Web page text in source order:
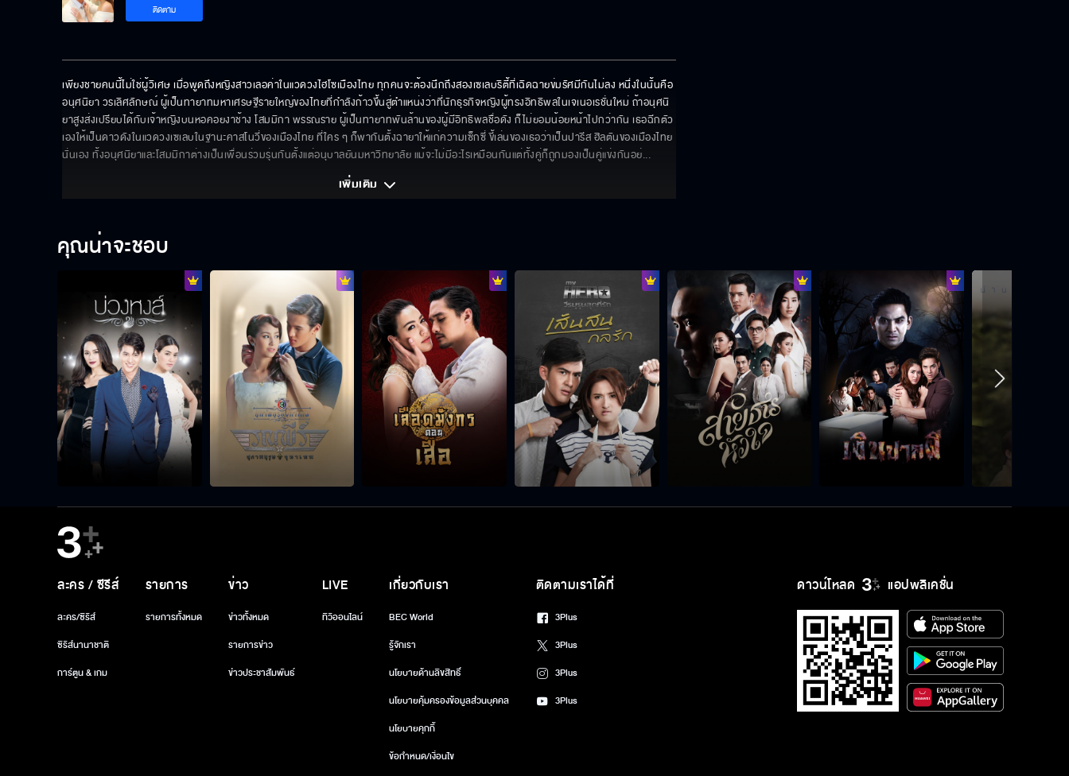
ติดตาม
เพียงชายคนนี้ไม่ใช่ผู้วิเศษ เมื่อพูดถึงหญิงสาวเลอค่าในแวดวงไฮโซเมืองไทย ทุกคนจะต้องนึกถึงสองเซเลบริตี้ที่เฉิดฉายข่มรัศมีกันไม่ลง หนึ่งในนั้นคือ
อนุศนิยา วรเลิศลักษณ์ ผู้เป็นทายาทมหาเศรษฐีรายใหญ่ของไทยที่กำลังก้าวขึ้นสู่ตำแหน่งว่าที่นักธุรกิจหญิงผู้ทรงอิทธิพลในเจเนอเรชั่นใหม่ ถ้าอนุศนิ
ยาสูงส่งเปรียบได้กับเจ้าหญิงบนหอคอยงาช้าง โสมมิกา พรรณราย ผู้เป็นทายาทพันล้านของผู้มีอิทธิพลชื่อดัง ก็ไม่ยอมน้อยหน้าไปกว่ากัน เธอฉีกตัว
เองให้เป็นดาวดังในแวดวงเซเลบในฐานะคาสโนวี่ของเมืองไทย ที่ใคร ๆ ก็พากันตั้งฉายาให้แก่ความเซ็กซี่ ขี้เล่นของเธอว่าเป็นปารีส ฮิลตันของเมืองไทย
นั่นเอง ทั้งอนุศนิยาและโสมมิกาต่างเป็นเพื่อนร่วมรุ่นกันตั้งแต่อนุบาลยันมหาวิทยาลัย แม้จะไม่มีอะไรเหมือนกันแต่ทั้งคู่ก็ถูกมองเป็นคู่แข่งกันอย่...
เพิ่มเติม
คุณน่าจะชอบ
ดาวน์โหลด แอปพลิเคชั่น
ละคร / ซีรีส์
ละคร/ซีรีส์
ซีรีส์นานาชาติ
การ์ตูน & เกม
รายการ
รายการทั้งหมด
ข่าว
ข่าวทั้งหมด
รายการข่าว
ข่าวประชาสัมพันธ์
LIVE
ทีวีออนไลน์
เกี่ยวกับเรา
BEC World
รู้จักเรา
นโยบายด้านลิขสิทธิ์
นโยบายคุ้มครองข้อมูลส่วนบุคคล
นโยบายคุกกี้
ข้อกำหนด/เงื่อนไข
ติดตามเราได้ที่
3Plus
3Plus
3Plus
3Plus